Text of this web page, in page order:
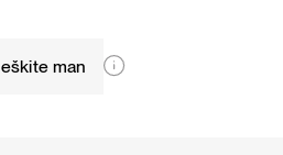
man